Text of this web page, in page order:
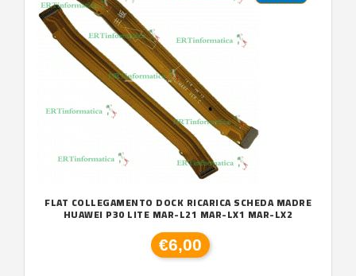
FLAT COLLEGAMENTO DOCK RICARICA SCHEDA MADRE
HUAWEI P30 LITE MAR-L21 MAR-LX1 MAR-LX2
€6,00